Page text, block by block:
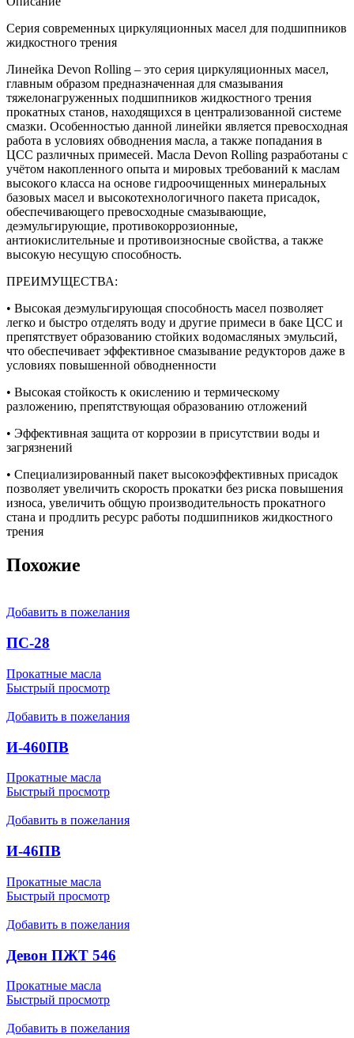
Серия современных циркуляционных масел для подшипников
жидкостного трения
Линейка Devon Rolling – это серия циркуляционных масел,
главным образом предназначенная для смазывания
тяжелонагруженных подшипников жидкостного трения
прокатных станов, находящихся в централизованной системе
смазки. Особенностью данной линейки является превосходная
работа в условиях обводнения масла, а также попадания в
ЦСС различных примесей. Масла Devon Rolling разработаны с
учётом накопленного опыта и мировых требований к маслам
высокого класса на основе гидроочищенных минеральных
базовых масел и высокотехнологичного пакета присадок,
обеспечивающего превосходные смазывающие,
деэмульгирующие, противокоррозионные,
антиокислительные и противоизносные свойства, а также
высокую несущую способность.
ПРЕИМУЩЕСТВА:
• Высокая деэмульгирующая способность масел позволяет
легко и быстро отделять воду и другие примеси в баке ЦСС и
препятствует образованию стойких водомасляных эмульсий,
что обеспечивает эффективное смазывание редукторов даже в
условиях повышенной обводненности
• Высокая стойкость к окислению и термическому
разложению, препятствующая образованию отложений
• Эффективная защита от коррозии в присутствии воды и
загрязнений
• Специализированный пакет высокоэффективных присадок
позволяет увеличить скорость прокатки без риска повышения
износа, увеличить общую производительность прокатного
стана и продлить ресурс работы подшипников жидкостного
трения
Похожие
Добавить в пожелания
ПС-28
Прокатные масла
Быстрый просмотр
Добавить в пожелания
И-460ПВ
Прокатные масла
Быстрый просмотр
Добавить в пожелания
И-46ПВ
Прокатные масла
Быстрый просмотр
Добавить в пожелания
Девон ПЖТ 546
Прокатные масла
Быстрый просмотр
Добавить в пожелания